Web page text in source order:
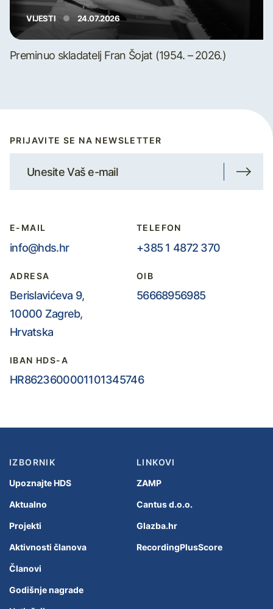
VIJESTI 24.07.2026
Preminuo skladatelj Fran Šojat (1954. – 2026.)
PRIJAVITE SE NA NEWSLETTER
E-MAIL
info@hds.hr
TELEFON
+385 1 4872 370
ADRESA
Berislavićeva 9,
10000 Zagreb,
Hrvatska
OIB
56668956985
IBAN HDS-A
HR8623600001101345746
IZBORNIK
Upoznajte HDS
Aktualno
Projekti
Aktivnosti članova
Članovi
Godišnje nagrade
LINKOVI
ZAMP
Cantus d.o.o.
Glazba.hr
RecordingPlusScore